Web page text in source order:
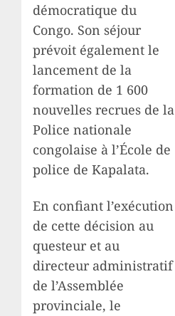
démocratique du
Congo. Son séjour
prévoit également le
lancement de la
formation de 1 600
nouvelles recrues de la
Police nationale
congolaise à l’École de
police de Kapalata.
En confiant l’exécution
de cette décision au
questeur et au
directeur administratif
de l’Assemblée
provinciale, le